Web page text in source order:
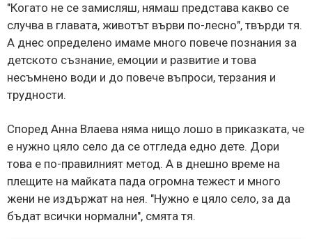
"Когато не се замисляш, нямаш представа какво се
случва в главата, животът върви по-лесно", твърди тя.
А днес определено имаме много повече познания за
детското съзнание, емоции и развитие и това
несъмнено води и до повече въпроси, терзания и
трудности.
Според Анна Влаева няма нищо лошо в приказката, че
е нужно цяло село да се отгледа едно дете. Дори
това е по-правилният метод. А в днешно време на
плещите на майката пада огромна тежест и много
жени не издържат на нея. "Нужно е цяло село, за да
бъдат всички нормални", смята тя.